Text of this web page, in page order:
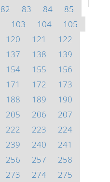
82 83 84
85
103 104
105
120 121
122
137 138
139
154 155
156
171 172
173
188 189
190
205 206
207
222 223
224
239 240
241
256 257
258
273 274 275